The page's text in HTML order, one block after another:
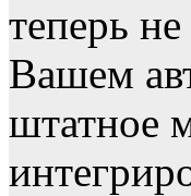
теперь
Вашем
штатное